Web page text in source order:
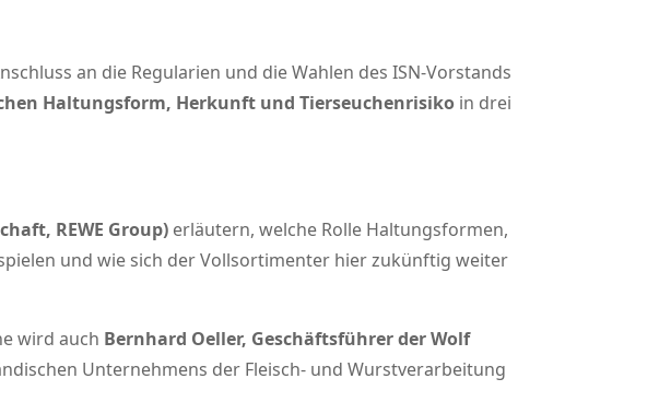
an die Regularien und die Wahlen des ISN-Vorstands
Haltungsform, Herkunft und Tierseuchenrisiko in drei
REWE Group) erläutern, welche Rolle Haltungsformen,
und wie sich der Vollsortimenter hier zukünftig weiter
wird auch Bernhard Oeller, Geschäftsführer der Wolf
Unternehmens der Fleisch- und Wurstverarbeitung